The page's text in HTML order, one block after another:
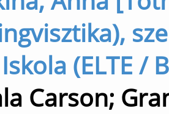
(ELTE /
Carson;